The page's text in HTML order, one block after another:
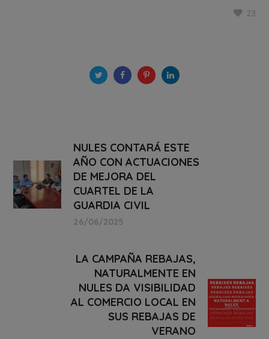
23
NULES CONTARÁ ESTE
AÑO CON ACTUACIONES
DE MEJORA DEL
CUARTEL DE LA
GUARDIA CIVIL
26/06/2025
LA CAMPAÑA REBAJAS,
NATURALMENTE EN
NULES DA VISIBILIDAD
AL COMERCIO LOCAL EN
SUS REBAJAS DE
VERANO